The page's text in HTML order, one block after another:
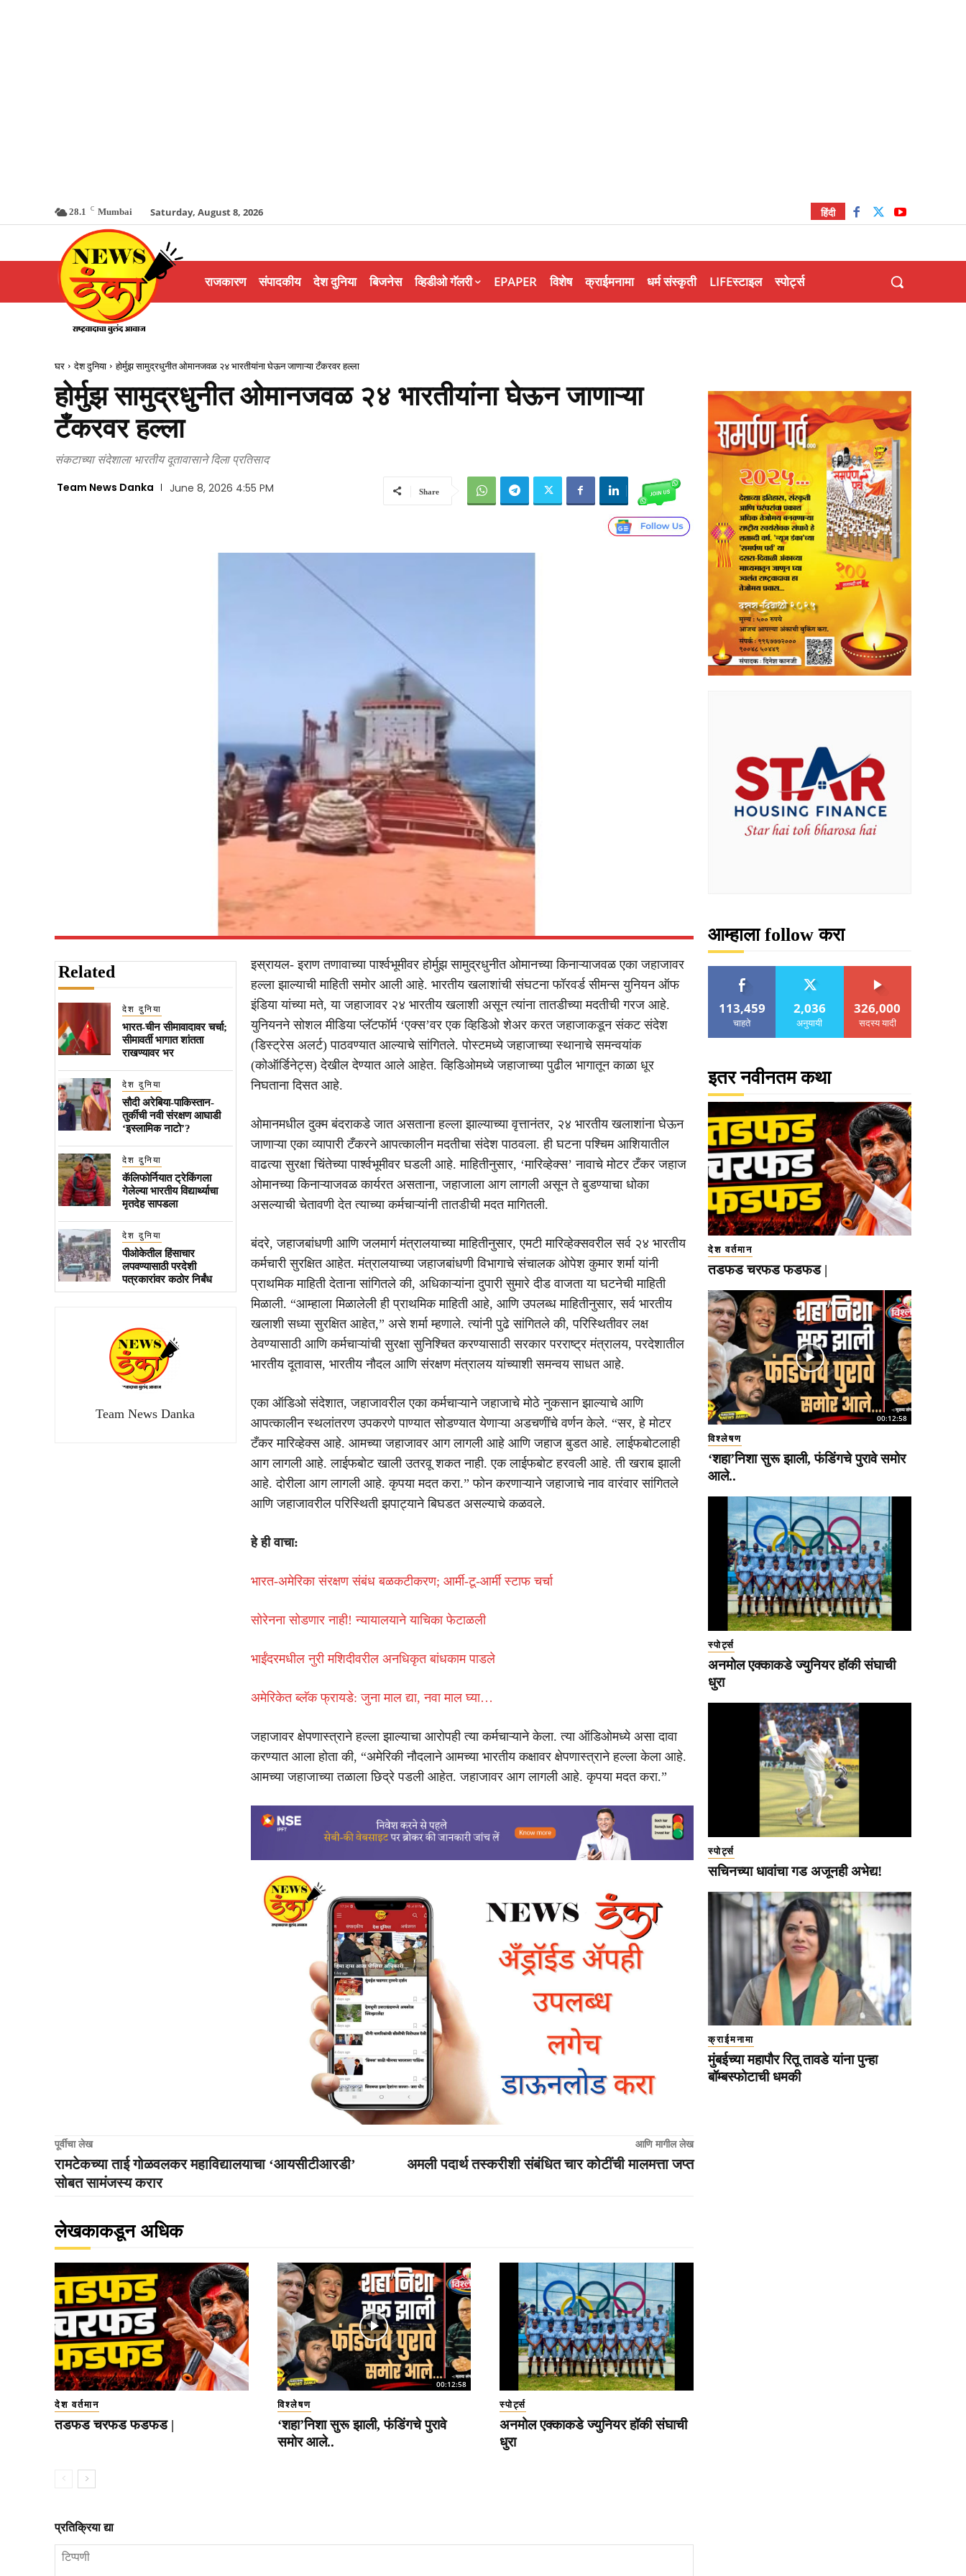
28.1 C Mumbai Saturday, August 8, 2026 हिंदी
राजकारण संपादकीय देश दुनिया बिजनेस व्हिडीओ गॅलरी EPAPER विशेष क्राईमनामा धर्म संस्कृती LIFEस्टाइल स्पोर्ट्स
घर देश दुनिया होर्मुझ सामुद्रधुनीत ओमानजवळ २४ भारतीयांना घेऊन जाणाऱ्या टँकरवर हल्ला
होर्मुझ सामुद्रधुनीत ओमानजवळ २४ भारतीयांना घेऊन जाणाऱ्या
टँकरवर हल्ला
संकटाच्या संदेशाला भारतीय दूतावासाने दिला प्रतिसाद
Team News Danka June 8, 2026 4:55 PM Share
Related
देश दुनिया
भारत-चीन सीमावादावर चर्चा;
सीमावर्ती भागात शांतता
राखण्यावर भर
देश दुनिया
सौदी अरेबिया-पाकिस्तान-
तुर्कीची नवी संरक्षण आघाडी
‘इस्लामिक नाटो’?
देश दुनिया
कॅलिफोर्नियात ट्रेकिंगला
गेलेल्या भारतीय विद्यार्थ्याचा
मृतदेह सापडला
देश दुनिया
पीओकेतील हिंसाचार
लपवण्यासाठी परदेशी
पत्रकारांवर कठोर निर्बंध
Team News Danka
इस्रायल- इराण तणावाच्या पार्श्वभूमीवर होर्मुझ सामुद्रधुनीत ओमानच्या किनाऱ्याजवळ एका जहाजावर
हल्ला झाल्याची माहिती समोर आली आहे. भारतीय खलाशांची संघटना फॉरवर्ड सीमन्स युनियन ऑफ
इंडिया यांच्या मते, या जहाजावर २४ भारतीय खलाशी असून त्यांना तातडीच्या मदतीची गरज आहे.
युनियनने सोशल मीडिया प्लॅटफॉर्म ‘एक्स’वर एक व्हिडिओ शेअर करत जहाजाकडून संकट संदेश
(डिस्ट्रेस अलर्ट) पाठवण्यात आल्याचे सांगितले. पोस्टमध्ये जहाजाच्या स्थानाचे समन्वयांक
(कोऑर्डिनेट्स) देखील देण्यात आले आहेत. व्हिडिओमध्ये जहाजाच्या पुढील भागातून काळा धूर
निघताना दिसत आहे.
ओमानमधील दुक्म बंदराकडे जात असताना हल्ला झाल्याच्या वृत्तानंतर, २४ भारतीय खलाशांना घेऊन
जाणाऱ्या एका व्यापारी टँकरने आपत्कालीन मदतीचा संदेश पाठवला. ही घटना पश्चिम आशियातील
वाढत्या सुरक्षा चिंतेच्या पार्श्वभूमीवर घडली आहे. माहितीनुसार, ‘मारिव्हेक्स’ नावाचे मोटर टँकर जहाज
ओमानच्या किनाऱ्याजवळ कार्यरत असताना, जहाजाला आग लागली असून ते बुडण्याचा धोका
असल्याची चेतावणी देत त्याच्या कर्मचाऱ्यांनी तातडीची मदत मागितली.
बंदरे, जहाजबांधणी आणि जलमार्ग मंत्रालयाच्या माहितीनुसार, एमटी मारिव्हेक्सवरील सर्व २४ भारतीय
कर्मचारी सुरक्षित आहेत. मंत्रालयाच्या जहाजबांधणी विभागाचे संचालक ओपेश कुमार शर्मा यांनी
प्राथमिक माहिती देताना सांगितले की, अधिकाऱ्यांना दुपारी सुमारे दीड वाजता या घटनेची माहिती
मिळाली. “आम्हाला मिळालेली ही प्राथमिक माहिती आहे, आणि उपलब्ध माहितीनुसार, सर्व भारतीय
खलाशी सध्या सुरक्षित आहेत,” असे शर्मा म्हणाले. त्यांनी पुढे सांगितले की, परिस्थितीवर लक्ष
ठेवण्यासाठी आणि कर्मचाऱ्यांची सुरक्षा सुनिश्चित करण्यासाठी सरकार परराष्ट्र मंत्रालय, परदेशातील
भारतीय दूतावास, भारतीय नौदल आणि संरक्षण मंत्रालय यांच्याशी समन्वय साधत आहे.
एका ऑडिओ संदेशात, जहाजावरील एका कर्मचाऱ्याने जहाजाचे मोठे नुकसान झाल्याचे आणि
आपत्कालीन स्थलांतरण उपकरणे पाण्यात सोडण्यात येणाऱ्या अडचणींचे वर्णन केले. “सर, हे मोटर
टँकर मारिव्हेक्स आहे. आमच्या जहाजावर आग लागली आहे आणि जहाज बुडत आहे. लाईफबोटलाही
आग लागली आहे. लाईफबोट खाली उतरवू शकत नाही. एक लाईफबोट हरवली आहे. ती खराब झाली
आहे. दोरीला आग लागली आहे. कृपया मदत करा.” फोन करणाऱ्याने जहाजाचे नाव वारंवार सांगितले
आणि जहाजावरील परिस्थिती झपाट्याने बिघडत असल्याचे कळवले.
हे ही वाचा:
भारत-अमेरिका संरक्षण संबंध बळकटीकरण; आर्मी-टू-आर्मी स्टाफ चर्चा
सोरेनना सोडणार नाही! न्यायालयाने याचिका फेटाळली
भाईंदरमधील नुरी मशिदीवरील अनधिकृत बांधकाम पाडले
अमेरिकेत ब्लॅक फ्रायडे: जुना माल द्या, नवा माल घ्या…
जहाजावर क्षेपणास्त्राने हल्ला झाल्याचा आरोपही त्या कर्मचाऱ्याने केला. त्या ऑडिओमध्ये असा दावा
करण्यात आला होता की, “अमेरिकी नौदलाने आमच्या भारतीय कक्षावर क्षेपणास्त्राने हल्ला केला आहे.
आमच्या जहाजाच्या तळाला छिद्रे पडली आहेत. जहाजावर आग लागली आहे. कृपया मदत करा.”
पूर्वीचा लेख
रामटेकच्या ताई गोळवलकर महाविद्यालयाचा ‘आयसीटीआरडी’
सोबत सामंजस्य करार
आणि मागील लेख
अमली पदार्थ तस्करीशी संबंधित चार कोटींची मालमत्ता जप्त
लेखकाकडून अधिक
देश वर्तमान
तडफड चरफड फडफड |
00:12:58
विश्लेषण
‘शहा’निशा सुरू झाली, फंडिंगचे पुरावे
समोर आले..
स्पोर्ट्स
अनमोल एक्काकडे ज्युनियर हॉकी संघाची
धुरा
प्रतिक्रिया द्या
आम्हाला follow करा
113,459
चाहते
2,036
अनुयायी
326,000
सदस्य यादी
इतर नवीनतम कथा
देश वर्तमान
तडफड चरफड फडफड |
00:12:58
विश्लेषण
‘शहा’निशा सुरू झाली, फंडिंगचे पुरावे समोर
आले..
स्पोर्ट्स
अनमोल एक्काकडे ज्युनियर हॉकी संघाची
धुरा
स्पोर्ट्स
सचिनच्या धावांचा गड अजूनही अभेद्य!
क्राईमनामा
मुंबईच्या महापौर रितू तावडे यांना पुन्हा
बॉम्बस्फोटाची धमकी